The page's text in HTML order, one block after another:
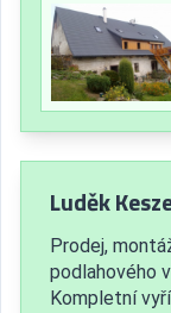
Luděk
Prodej,
podlahového
Kompletní